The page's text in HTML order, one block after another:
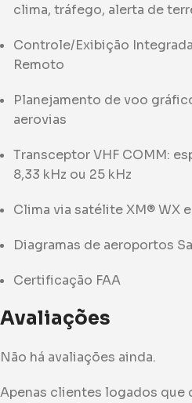
clima, tráfego, alerta de
Controle/Exibição
Remoto
Planejamento de voo
aerovias
Transceptor VHF COMM:
8,33 kHz ou 25 kHz
Clima via satélite XM® WX
Diagramas de aeroportos
Certificação FAA
Avaliações
Não há avaliações ainda.
Apenas clientes logados que